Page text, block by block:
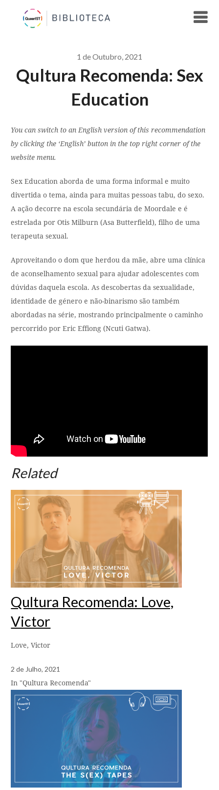
1 de Outubro, 2021
Qultura Recomenda: Sex
Education
You can switch to an English version of this recommendation
by clicking the ‘English’ button in the top right corner of the
website menu.
Sex Education aborda de uma forma informal e muito
divertida o tema, ainda para muitas pessoas tabu, do sexo.
A ação decorre na escola secundária de Moordale e é
estrelada por Otis Milburn (Asa Butterfield), filho de uma
terapeuta sexual.
Aproveitando o dom que herdou da mãe, abre uma clínica
de aconselhamento sexual para ajudar adolescentes com
dúvidas daquela escola. As descobertas da sexualidade,
identidade de género e não-binarismo são também
abordadas na série, mostrando principalmente o caminho
percorrido por Eric Effiong (Ncuti Gatwa).
Related
Qultura Recomenda: Love,
Victor
Love, Victor
2 de Julho, 2021
In "Qultura Recomenda"